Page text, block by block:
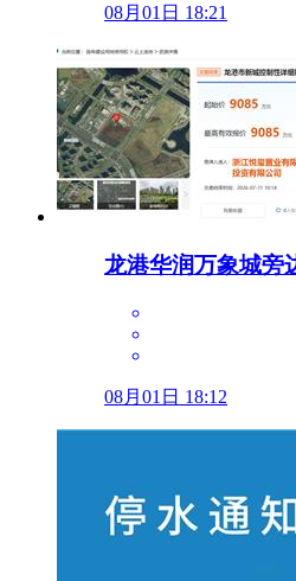
08月01日 18:21
龙港华润万象城旁
08月01日 18:12